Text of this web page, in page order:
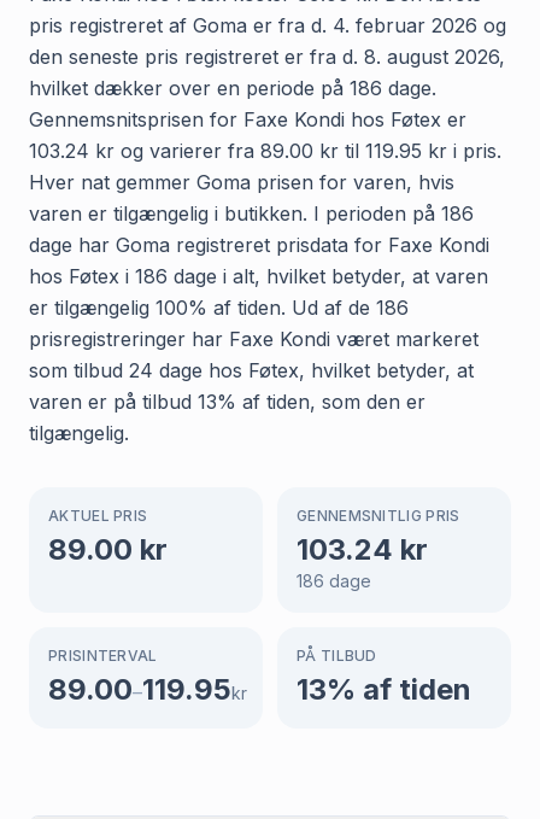
pris registreret af Goma er fra d. 4. februar 2026 og
den seneste pris registreret er fra d. 8. august 2026,
hvilket dækker over en periode på 186 dage.
Gennemsnitsprisen for Faxe Kondi hos Føtex er
103.24 kr og varierer fra 89.00 kr til 119.95 kr i pris.
Hver nat gemmer Goma prisen for varen, hvis
varen er tilgængelig i butikken. I perioden på 186
dage har Goma registreret prisdata for Faxe Kondi
hos Føtex i 186 dage i alt, hvilket betyder, at varen
er tilgængelig 100% af tiden. Ud af de 186
prisregistreringer har Faxe Kondi været markeret
som tilbud 24 dage hos Føtex, hvilket betyder, at
varen er på tilbud 13% af tiden, som den er
tilgængelig.
AKTUEL PRIS
89.00 kr
GENNEMSNITLIG PRIS
103.24 kr
186 dage
PRISINTERVAL
89.00–119.95kr
PÅ TILBUD
13% af tiden